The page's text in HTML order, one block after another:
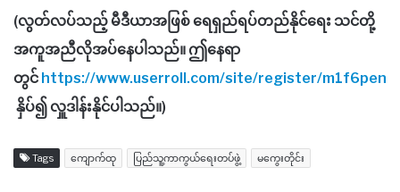
(လွတ်လပ်သည့် မီဒီယာအဖြစ် ရေရှည်ရပ်တည်နိုင်ရေး သင်တို့
အကူအညီလိုအပ်နေပါသည်။ ဤနေရာ
တွင် https://www.userroll.com/site/register/m1f6pen
နှိပ်၍ လှူဒါန်းနိုင်ပါသည်။)
Tags ကျောက်ထု ပြည်သူ့ကာကွယ်ရေးတပ်ဖွဲ့ မကွေးတိုင်း